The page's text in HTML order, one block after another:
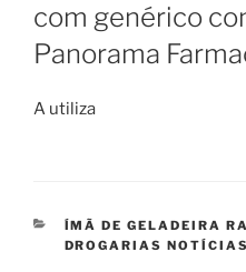
com genérico
Panorama
A utiliza
CATEGORIAS
ÍMÃ DE GELADEIRA
DROGARIAS NOTÍCIAS